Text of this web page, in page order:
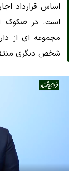
اساس قرارداد
است. در صکوک
مجموعه ای از
شخص دیگری